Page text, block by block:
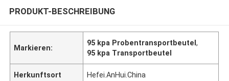
PRODUKT-BESCHREIBUNG
Markieren:
95 kpa Probentransportbeutel,
95 kpa Transportbeutel
Herkunftsort Hefei.AnHui.China